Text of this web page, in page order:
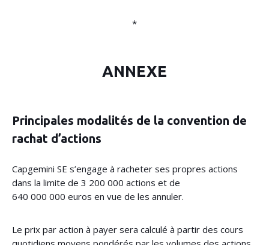
*
ANNEXE
Principales modalités de la convention de
rachat d’actions
Capgemini SE s’engage à racheter ses propres actions
dans la limite de 3 200 000 actions et de
640 000 000 euros en vue de les annuler.
Le prix par action à payer sera calculé à partir des cours